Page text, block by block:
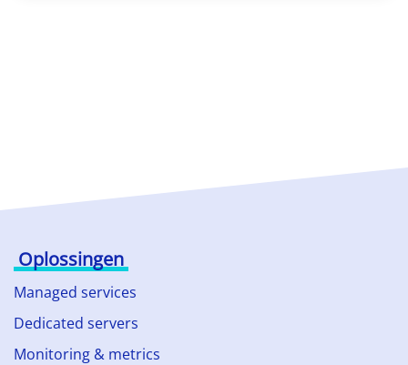
Oplossingen
Managed services
Dedicated servers
Monitoring & metrics